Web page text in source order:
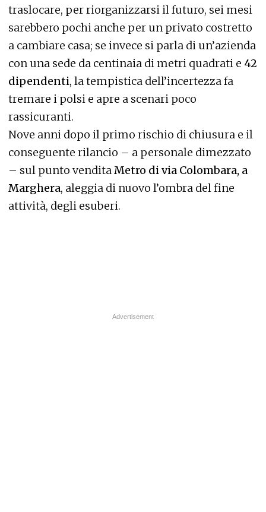
traslocare, per riorganizzarsi il futuro, sei mesi
sarebbero pochi anche per un privato costretto
a cambiare casa; se invece si parla di un’azienda
con una sede da centinaia di metri quadrati e 42
dipendenti, la tempistica dell’incertezza fa
tremare i polsi e apre a scenari poco
rassicuranti.
Nove anni dopo il primo rischio di chiusura e il
conseguente rilancio – a personale dimezzato
– sul punto venditaMetro di via Colombara, a
Marghera, aleggia di nuovo l’ombra del fine
attività, degli esuberi.